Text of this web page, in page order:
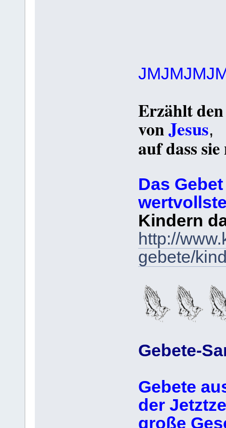
Erzählt
vonJesus,
auf dass
Das
Kindern
http://
gebete/
Gebete-
Gebete
der
große